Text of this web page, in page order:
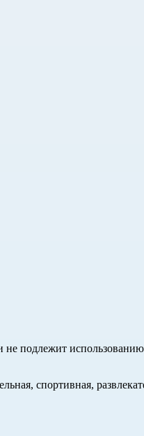
не подлежит
спортивная,